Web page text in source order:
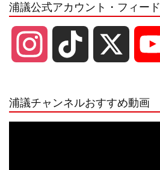
浦議公式アカウント・フィード
浦議チャンネルおすすめ動画